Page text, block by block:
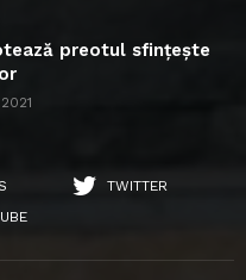
preotul sfințește
TWITTER